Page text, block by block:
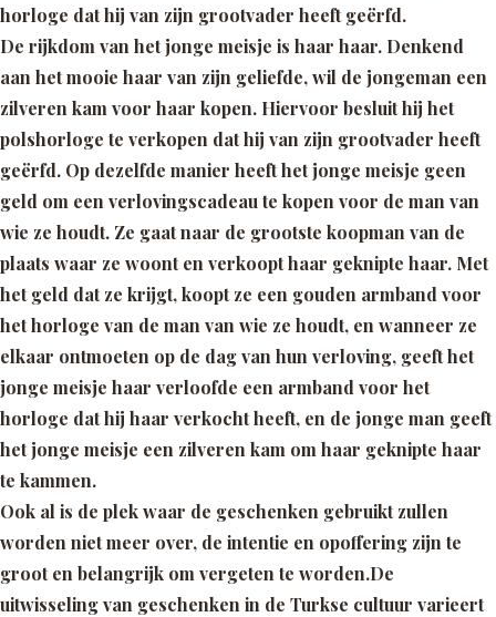
horloge dat hij van zijn grootvader heeft geërfd.
De rijkdom van het jonge meisje is haar haar. Denkend
aan het mooie haar van zijn geliefde, wil de jongeman een
zilveren kam voor haar kopen. Hiervoor besluit hij het
polshorloge te verkopen dat hij van zijn grootvader heeft
geërfd. Op dezelfde manier heeft het jonge meisje geen
geld om een verlovingscadeau te kopen voor de man van
wie ze houdt. Ze gaat naar de grootste koopman van de
plaats waar ze woont en verkoopt haar geknipte haar. Met
het geld dat ze krijgt, koopt ze een gouden armband voor
het horloge van de man van wie ze houdt, en wanneer ze
elkaar ontmoeten op de dag van hun verloving, geeft het
jonge meisje haar verloofde een armband voor het
horloge dat hij haar verkocht heeft, en de jonge man geeft
het jonge meisje een zilveren kam om haar geknipte haar
te kammen.
Ook al is de plek waar de geschenken gebruikt zullen
worden niet meer over, de intentie en opoffering zijn te
groot en belangrijk om vergeten te worden.De
uitwisseling van geschenken in de Turkse cultuur varieert